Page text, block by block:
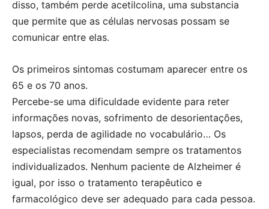
disso, também perde acetilcolina, uma substancia
que permite que as células nervosas possam se
comunicar entre elas.
Os primeiros sintomas costumam aparecer entre os
65 e os 70 anos.
Percebe-se uma dificuldade evidente para reter
informações novas, sofrimento de desorientações,
lapsos, perda de agilidade no vocabulário… Os
especialistas recomendam sempre os tratamentos
individualizados. Nenhum paciente de Alzheimer é
igual, por isso o tratamento terapêutico e
farmacológico deve ser adequado para cada pessoa.